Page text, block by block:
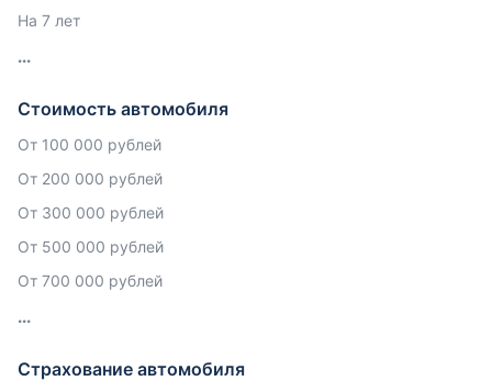
На 7 лет
Стоимость автомобиля
От 100 000 рублей
От 200 000 рублей
От 300 000 рублей
От 500 000 рублей
От 700 000 рублей
Страхование автомобиля